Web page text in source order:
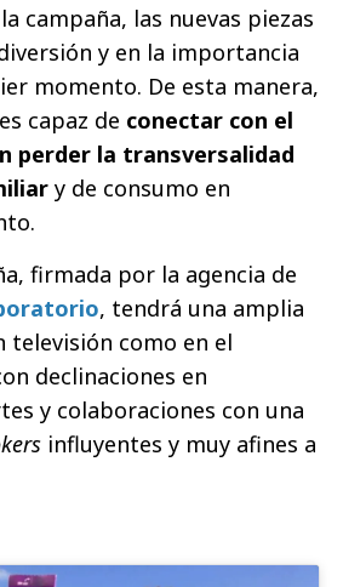
campaña, las nuevas piezas
y en la importancia
momento. De esta manera,
capaz de conectar con el
perder la transversalidad
y de consumo en
firmada por la agencia de
, tendrá una amplia
como en el
declinaciones en
y colaboraciones con una
influyentes y muy afines a